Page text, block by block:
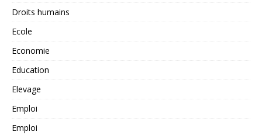
Droits humains
Ecole
Economie
Education
Elevage
Emploi
Emploi